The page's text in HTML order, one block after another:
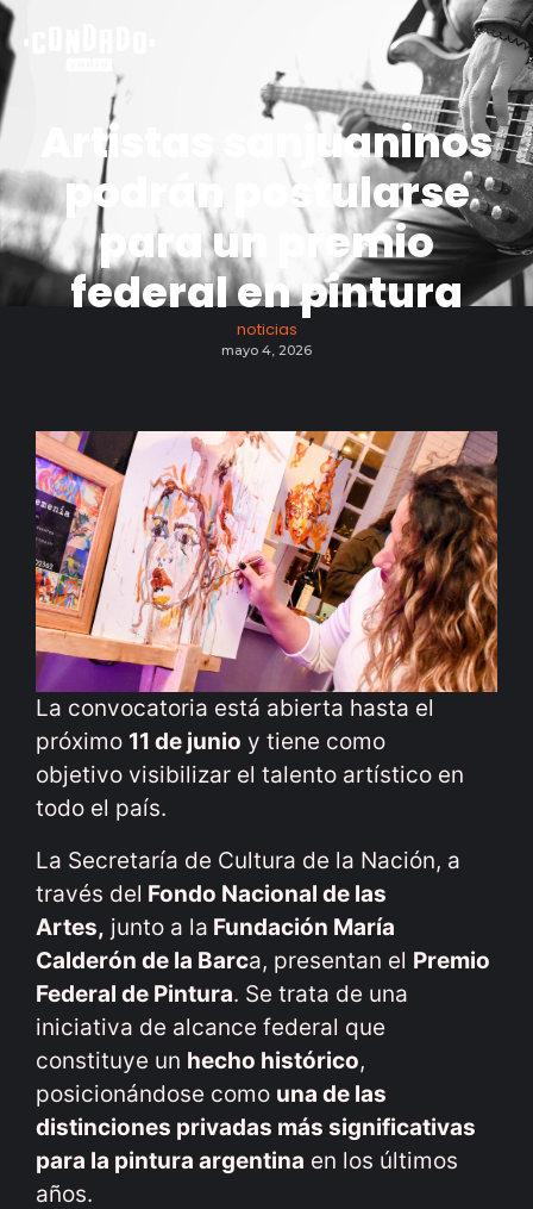
Artistas sanjuaninos
podrán postularse
para un premio
federal en pintura
noticias
mayo 4, 2026
La convocatoria está abierta hasta el
próximo 11 de junio y tiene como
objetivo visibilizar el talento artístico en
todo el país.
La Secretaría de Cultura de la Nación, a
través del Fondo Nacional de las
Artes, junto a la Fundación María
Calderón de la Barca, presentan el Premio
Federal de Pintura. Se trata de una
iniciativa de alcance federal que
constituye un hecho histórico,
posicionándose como una de las
distinciones privadas más significativas
para la pintura argentina en los últimos
años.